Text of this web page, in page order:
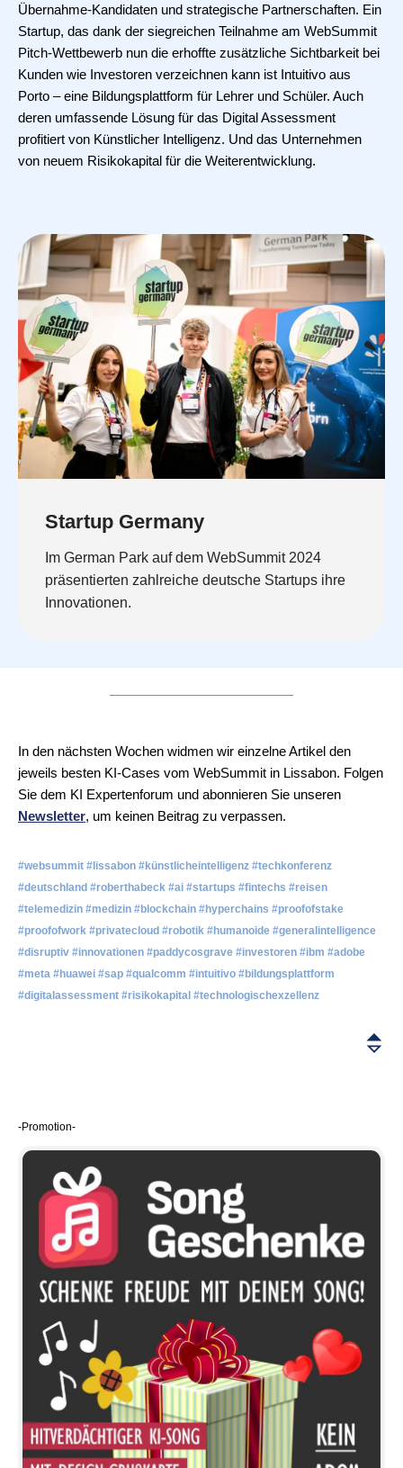
Übernahme-Kandidaten und strategische Partnerschaften. Ein
Startup, das dank der siegreichen Teilnahme am WebSummit
Pitch-Wettbewerb nun die erhoffte zusätzliche Sichtbarkeit bei
Kunden wie Investoren verzeichnen kann ist Intuitivo aus
Porto – eine Bildungsplattform für Lehrer und Schüler. Auch
deren umfassende Lösung für das Digital Assessment
profitiert von Künstlicher Intelligenz. Und das Unternehmen
von neuem Risikokapital für die Weiterentwicklung.
Startup Germany
Im German Park auf dem WebSummit 2024
präsentierten zahlreiche deutsche Startups ihre
Innovationen.
In den nächsten Wochen widmen wir einzelne Artikel den
jeweils besten KI-Cases vom WebSummit in Lissabon. Folgen
Sie dem KI Expertenforum und abonnieren Sie unseren
Newsletter, um keinen Beitrag zu verpassen.
#websummit #lissabon #künstlicheintelligenz #techkonferenz
#deutschland #roberthabeck #ai #startups #fintechs #reisen
#telemedizin #medizin #blockchain #hyperchains #proofofstake
#proofofwork #privatecloud #robotik #humanoide #generalintelligence
#disruptiv #innovationen #paddycosgrave #investoren #ibm #adobe
#meta #huawei #sap #qualcomm #intuitivo #bildungsplattform
#digitalassessment #risikokapital #technologischexzellenz
-Promotion-